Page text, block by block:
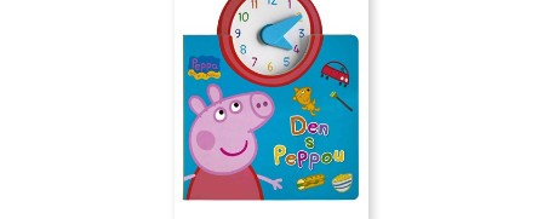
Beletrie pro děti
Beletrie pro dospělé